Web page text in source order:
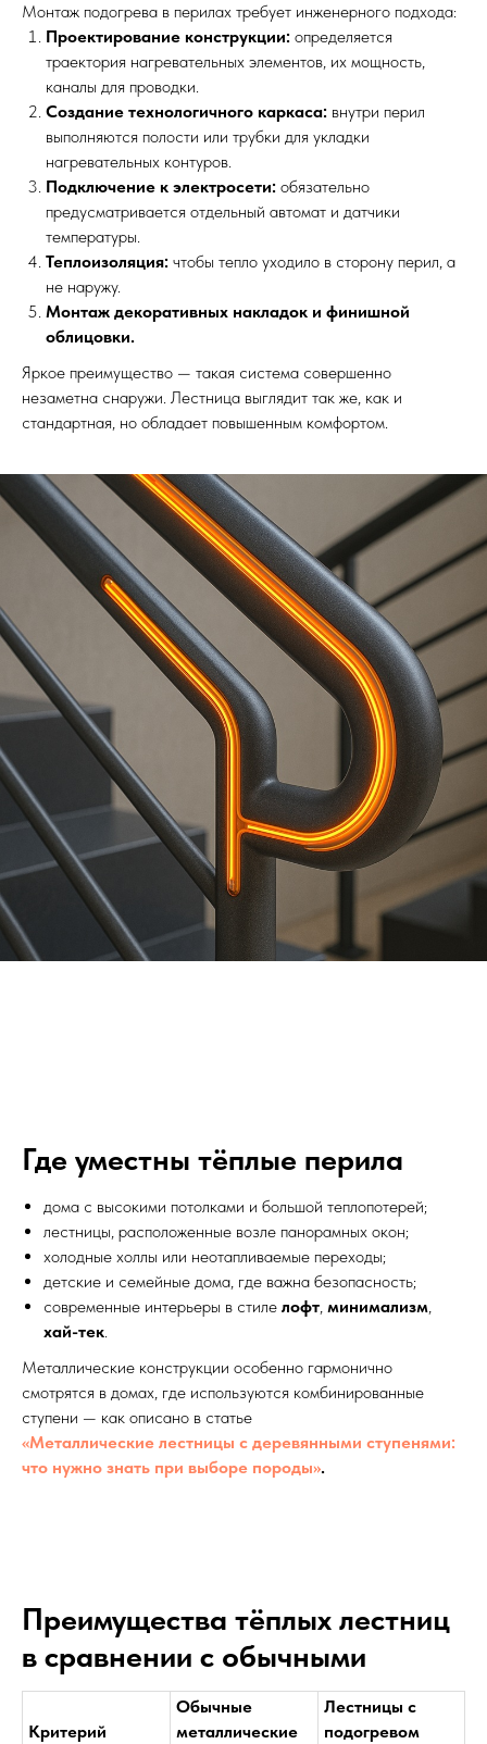
Монтаж подогрева в перилах требует инженерного подхода:
Проектирование конструкции: определяется
траектория нагревательных элементов, их мощность,
каналы для проводки.
Создание технологичного каркаса: внутри перил
выполняются полости или трубки для укладки
нагревательных контуров.
Подключение к электросети: обязательно
предусматривается отдельный автомат и датчики
температуры.
Теплоизоляция: чтобы тепло уходило в сторону перил, а
не наружу.
Монтаж декоративных накладок и финишной
облицовки.
Яркое преимущество — такая система совершенно
незаметна снаружи. Лестница выглядит так же, как и
стандартная, но обладает повышенным комфортом.
Где уместны тёплые перила
дома с высокими потолками и большой теплопотерей;
лестницы, расположенные возле панорамных окон;
холодные холлы или неотапливаемые переходы;
детские и семейные дома, где важна безопасность;
современные интерьеры в стиле лофт, минимализм,
хай-тек.
Металлические конструкции особенно гармонично
смотрятся в домах, где используются комбинированные
ступени — как описано в статье
«Металлические лестницы с деревянными ступенями:
что нужно знать при выборе породы».
Преимущества тёплых лестниц
в сравнении с обычными
Критерий
Обычные
металлические
Лестницы с
подогревом